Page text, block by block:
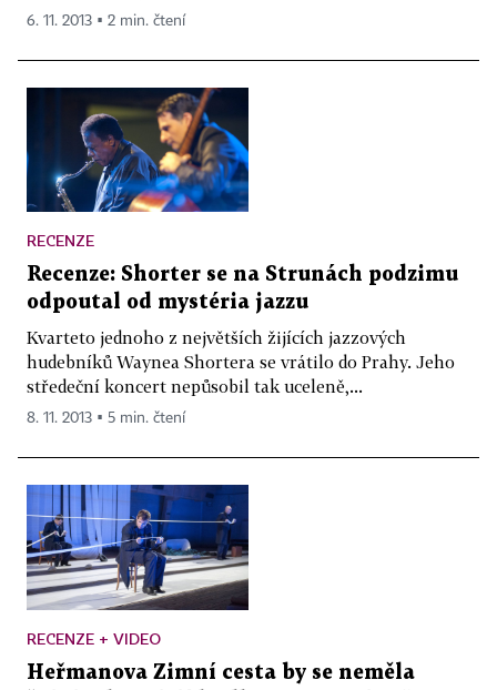
6. 11. 2013 ▪ 2 min. čtení
RECENZE
Recenze: Shorter se na Strunách podzimu
odpoutal od mystéria jazzu
Kvarteto jednoho z největších žijících jazzových
hudebníků Waynea Shortera se vrátilo do Prahy. Jeho
středeční koncert nepůsobil tak uceleně,...
8. 11. 2013 ▪ 5 min. čtení
RECENZE + VIDEO
Heřmanova Zimní cesta by se neměla